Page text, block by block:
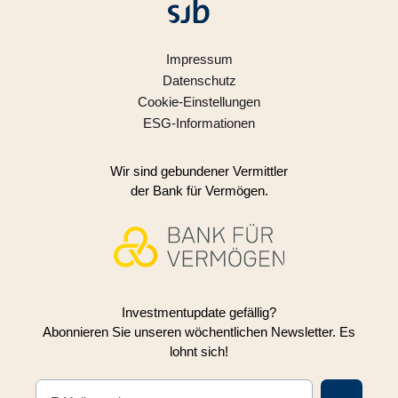
Impressum
Datenschutz
Cookie-Einstellungen
ESG-Informationen
Wir sind gebundener Vermittler
der Bank für Vermögen.
Investmentupdate gefällig?
Abonnieren Sie unseren wöchentlichen Newsletter. Es
lohnt sich!